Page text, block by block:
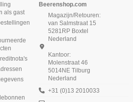
Beeren Heren mouwloos shirt V-hals
M3000 Wit
Beeren Heren mouwloos shirt M3000
6Pack Wit
Beeren Heren Extra lang T-shirt met
O-hals M3000 6Pack Zwart
Beeren Heren mouwloos shirt Young
(zachte micro stof) Zwart
als gast
Beerenshop.com
Magazijn/Retouren:
van Salmstraat 15
5281RP Boxtel
Nederland
Kantoor:
Molenstraat 46
5014NE Tilburg
Nederland
+31 (0)13 2010033